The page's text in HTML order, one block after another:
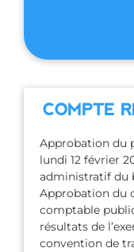
COMPTE
Approbation du
lundi 12 février
administratif du
Approbation du
comptable
résultats de
convention de